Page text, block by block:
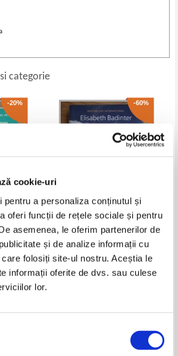
cookie-uri
pentru a personaliza conținutul și
oferi funcții de rețele sociale și pentru
asemenea, le oferim partenerilor de
și de analize informații cu
folosiți site-ul nostru. Aceștia le
informații oferite de dvs. sau culese
lor.
categorie
-20%
si
a
de
-60%
Elisabeth Badinter - Mama sau
femeie? O polemica despre
maternitate ca o noua forma de
sclavie
Pret: Lei
Adaugă în coș